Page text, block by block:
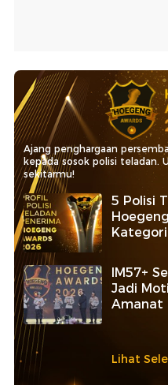
Ajang penghargaan
kepada sosok polisi teladan.
sekitarmu!
5 Polisi
IM57+
Jadi
Amanat
Lihat